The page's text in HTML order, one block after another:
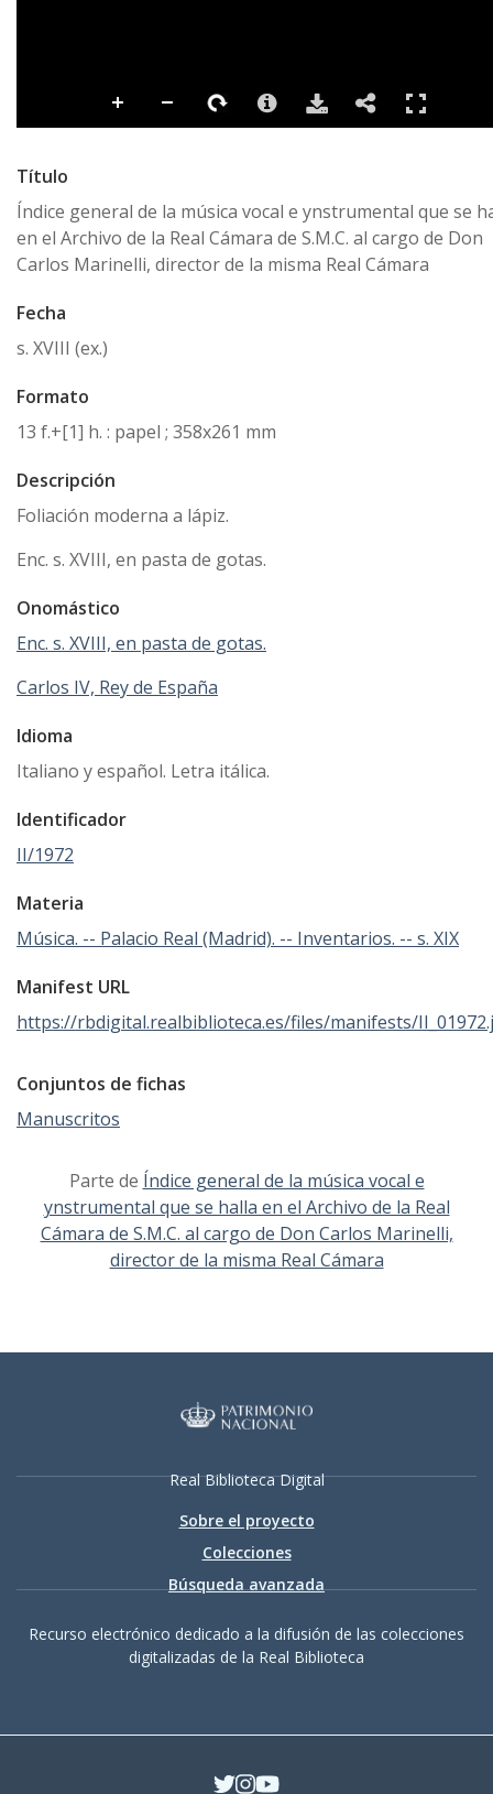
Título
Índice general de la música vocal e ynstrumental que se
en el Archivo de la Real Cámara de S.M.C. al cargo de Don
Carlos Marinelli, director de la misma Real Cámara
Fecha
s. XVIII (ex.)
Formato
13 f.+[1] h. : papel ; 358x261 mm
Descripción
Foliación moderna a lápiz.
Enc. s. XVIII, en pasta de gotas.
Onomástico
Enc. s. XVIII, en pasta de gotas.
Carlos IV, Rey de España
Idioma
Italiano y español. Letra itálica.
Identificador
II/1972
Materia
Música. -- Palacio Real (Madrid). -- Inventarios. -- s. XIX
Manifest URL
https://rbdigital.realbiblioteca.es/files/manifests/
Conjuntos de fichas
Manuscritos
Parte de Índice general de la música vocal e
ynstrumental que se halla en el Archivo de la Real
Cámara de S.M.C. al cargo de Don Carlos Marinelli,
director de la misma Real Cámara
Real Biblioteca Digital
Sobre el proyecto
Colecciones
Búsqueda avanzada
Recurso electrónico dedicado a la difusión de las colecciones
digitalizadas de la Real Biblioteca